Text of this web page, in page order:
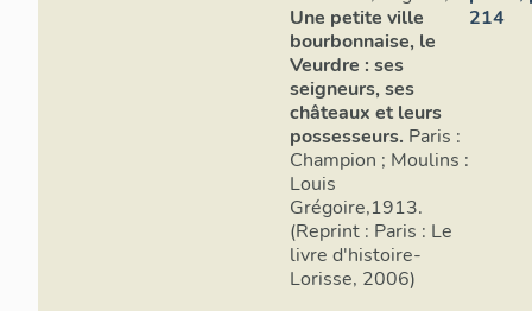
Une petite ville
bourbonnaise, le
Veurdre : ses
seigneurs, ses
châteaux et leurs
possesseurs. Paris :
Champion ; Moulins :
Louis
Grégoire,1913.
(Reprint : Paris : Le
livre d'histoire-
Lorisse, 2006)
214